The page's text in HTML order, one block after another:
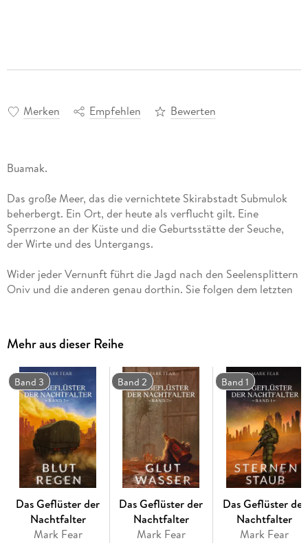
Merken Empfehlen Bewerten
Buamak.
Das große Meer, das die vernichtete Skirabstadt Submulok
beherbergt. Ein Ort, der heute als verflucht gilt. Eine
Sperrzone an der Küste und die Geburtsstätte der Seuche,
der Wirte und des Untergangs.
Wider jeder Vernunft führt die Jagd nach den Seelensplittern
Oniv und die anderen genau dorthin. Sie folgen dem letzten
treffen sollen? Was erwartet sie in der zerstörten
Unterwasserstadt? Und wie mächtig wird der Seelensplitter
sein, den sie besiegen müssen?
Der Sieg über den schwarzen Stern schein zum Greifen nah . .
Das epische Finale der »Das Geflüster der Nachtfalter«-
Reihe!
Mehr aus dieser Reihe
Band 3
Das Geflüster der
Nachtfalter
Mark Fear
Band 2
Das Geflüster der
Nachtfalter
Mark Fear
Band 1
Das Geflüster der
Nachtfalter
Mark Fear